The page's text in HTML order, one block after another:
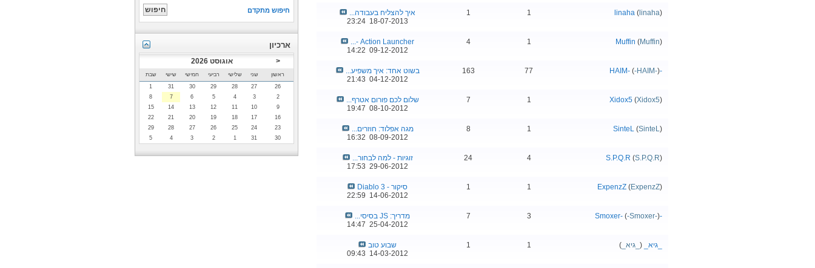
linaha ( linaha)
1
1
איך להצליח בעבודה...
18-07-2013
23:24
Muffin (Muffin)
1
4
Action Launcher -...
09-12-2012
14:22
-HAIM-
(-HAIM-)
77
163
בשוט אחד: איך משפיע...
04-12-2012
21:43
Xidox5 (Xidox5)
1
7
שלום לכם פורום אטרף...
08-10-2012
19:47
SinteL (SinteL)
1
8
מגה אפלוד: חוזרים...
08-09-2012
16:32
S.P.Q.R (S.P.Q.R)
4
24
זוגיות - למה לבחור...
29-06-2012
17:53
ExpenzZ (ExpenzZ)
1
1
סיקור - Diablo 3
14-06-2012
22:59
-Smoxer-
(-Smoxer-)
3
7
מדריך: JS בסיסי...
25-04-2012
14:47
_גיא_ ( _גיא_ )
1
1
שבוע טוב
14-03-2012
09:43
חיפוש מתקדם
ארכיון
< אוגוסט 2026
ראשון שני שלישי רביעי חמישי שישי
שבת
26
27
28
29
30
31
1
2
3
4
5
6
7
8
9
10
11
12
13
14
15
16
17
18
19
20
21
22
23
24
25
26
27
28
29
30
31
1
2
3
4
5